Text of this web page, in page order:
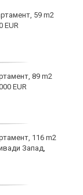
59 m2
EUR
89 m2
EUR
116 m2
Запад,